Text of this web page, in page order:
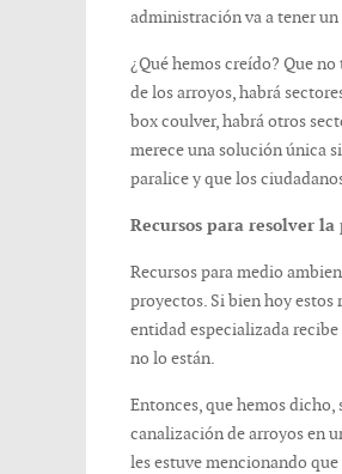
administración va a tener
¿Qué hemos creído? Que
de los arroyos, habrá
box coulver, habrá otros
merece una solución única
paralice y que los
Recursos para resolver
Recursos para medio
proyectos. Si bien hoy estos
entidad especializada
no lo están.
Entonces, que hemos
canalización de arroyos en
les estuve mencionando